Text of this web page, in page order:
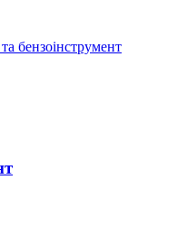
бензоінструмент